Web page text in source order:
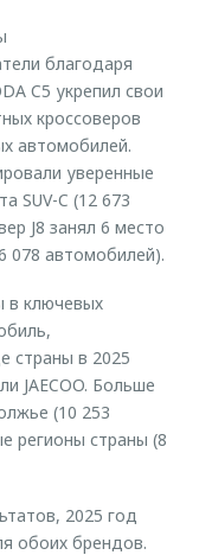
благодаря
C5 укрепил свои
кроссоверов
автомобилей.
уверенные
SUV-C (12 673
J8 занял 6 место
078 автомобилей).
в ключевых
страны в 2025
JAECOO. Больше
(10 253
регионы страны (8
2025 год
обоих брендов.